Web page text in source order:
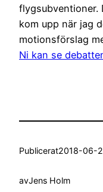
flygsubventioner.
kom upp när jag
motionsförslag
Ni kan se
Publicerat2018-06-
avJens Holm